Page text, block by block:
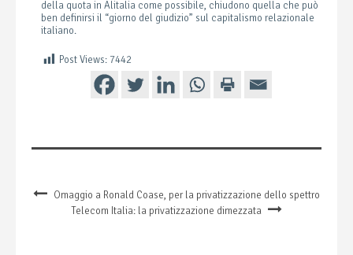
della quota in Alitalia come possibile, chiudono quella che può
ben definirsi il “giorno del giudizio” sul capitalismo relazionale
italiano.
Post Views: 7442
Omaggio a Ronald Coase, per la privatizzazione dello spettro
Telecom Italia: la privatizzazione dimezzata